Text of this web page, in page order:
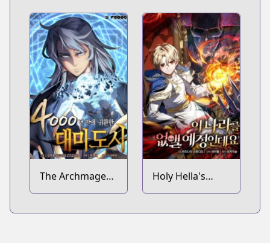
The Archmage
Returns After
Holy Hella's
Ultimate End